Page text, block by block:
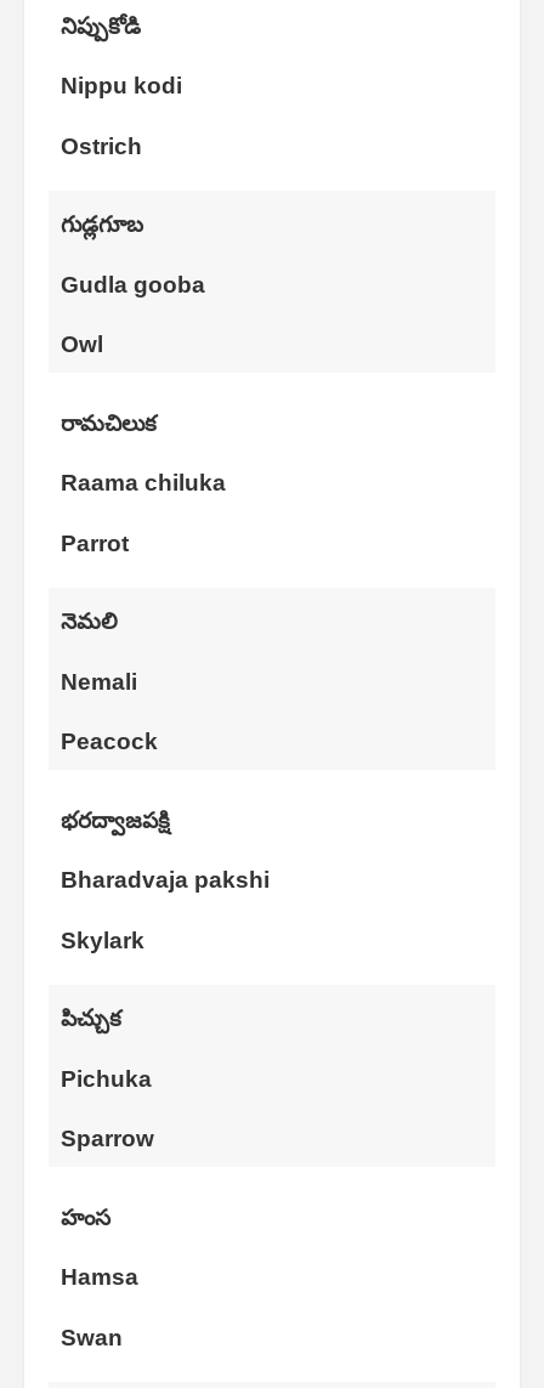
నిప్పుకోడి
Nippu kodi
Ostrich
గుడ్లగూబ
Gudla gooba
Owl
రామచిలుక
Raama chiluka
Parrot
నెమలి
Nemali
Peacock
భరద్వాజపక్షి
Bharadvaja pakshi
Skylark
పిచ్చుక
Pichuka
Sparrow
హంస
Hamsa
Swan